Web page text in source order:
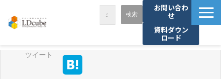
お問い合わ
せ
資料ダウン
ロード
LDcubeが選ばれる理由
ツイート